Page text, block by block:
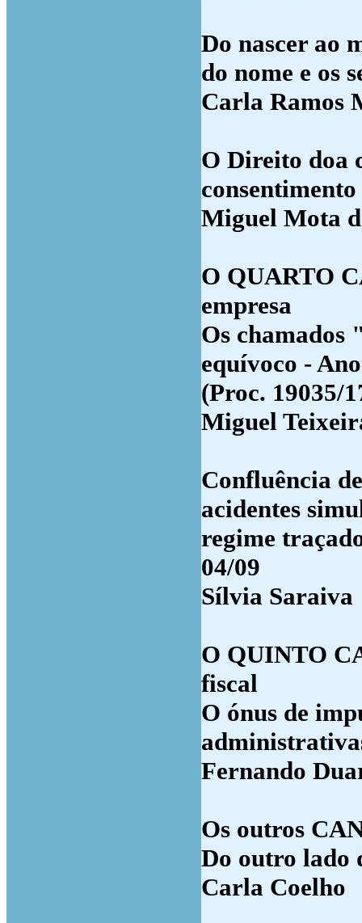
Do nascer ao
do nome e os
Carla Ramos
O Direito doa
consentimento
Miguel Mota
O QUARTO
empresa
Os chamados
equívoco -
(Proc. 19035/
Miguel
Confluência
acidentes
regime
04/09
Sílvia Saraiva
O QUINTO
fiscal
O ónus de
Fernando
Os outros
Do outro lado
Carla Coelho